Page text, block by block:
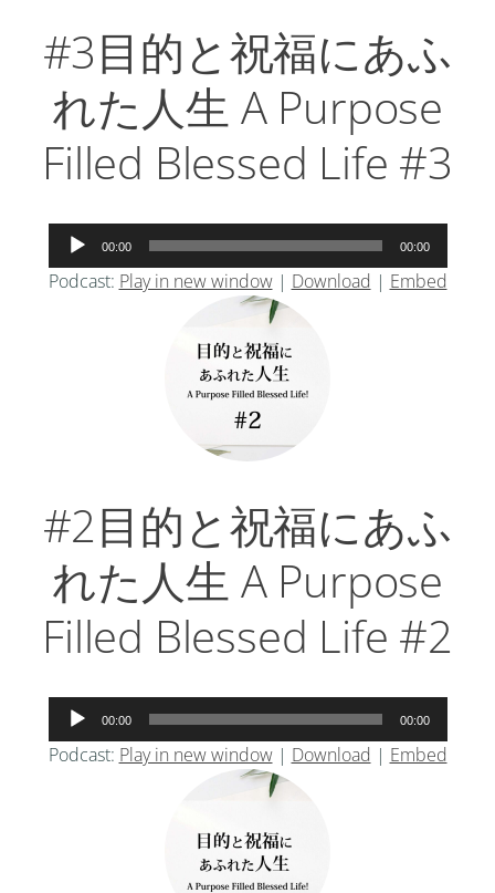
#3目的と祝福にあふ
れた人生 A Purpose
Filled Blessed Life #3
声
プ
00:00 00:00
Podcast: Play in new window| Download | Embed
#2目的と祝福にあふ
れた人生 A Purpose
Filled Blessed Life #2
声
プ
00:00 00:00
Podcast: Play in new window| Download | Embed